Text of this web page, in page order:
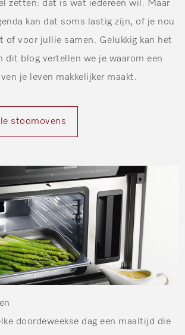
zetten: dat is wat iedereen wil. Maar
kan dat soms lastig zijn, of je nou
of voor jullie samen. Gelukkig kan het
dit blog vertellen we je waarom een
je leven makkelijker maakt.
stoomovens
doordeweekse dag een maaltijd die